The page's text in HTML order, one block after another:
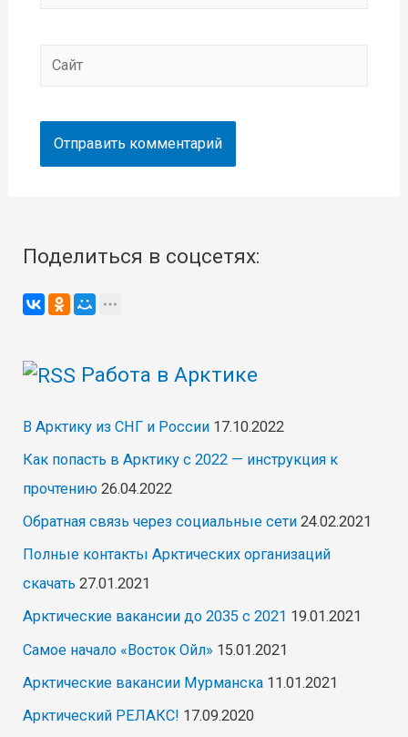
Сайт
Поделиться в соцсетях:
Работа в Арктике
В Арктику из СНГ и России 17.10.2022
Как попасть в Арктику с 2022 — инструкция к
прочтению 26.04.2022
Обратная связь через социальные сети 24.02.2021
Полные контакты Арктических организаций
скачать 27.01.2021
Арктические вакансии до 2035 с 2021 19.01.2021
Самое начало «Восток Ойл» 15.01.2021
Арктические вакансии Мурманска 11.01.2021
Арктический РЕЛАКС! 17.09.2020